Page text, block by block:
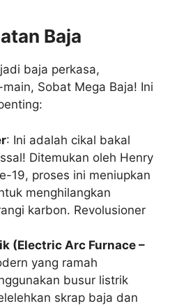
Baja
baja perkasa,
Sobat Mega Baja! Ini
: Ini adalah cikal bakal
Ditemukan oleh Henry
19, proses ini meniupkan
menghilangkan
karbon. Revolusioner
(Electric Arc Furnace –
yang ramah
busur listrik
skrap baja dan